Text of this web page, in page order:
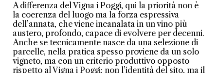
A differenza del Vigna i Poggi, qui la priorità non è
la coerenza del luogo ma la forza espressiva
dell’annata, che viene incanalata in un vino più
austero, profondo, capace di evolvere per decenni.
Anche se tecnicamente nasce da una selezione di
parcelle, nella pratica spesso proviene da un solo
vigneto, ma con un criterio produttivo opposto
rispetto al Vigna i Poggi: non l’identità del sito, ma il